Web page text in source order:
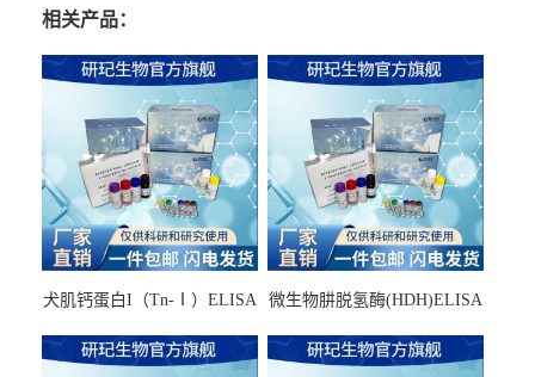
相关产品：
犬肌钙蛋白I（Tn-Ⅰ）ELISA
微生物肼脱氢酶(HDH)ELISA